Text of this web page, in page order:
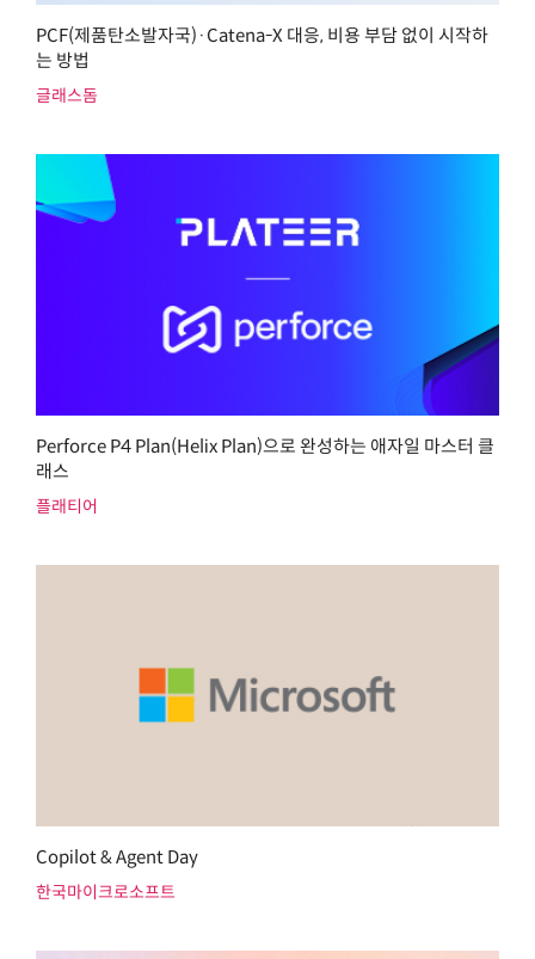
PCF(제품탄소발자국)·Catena-X 대응, 비용 부담 없이 시작하
는 방법
글래스돔
Perforce P4 Plan(Helix Plan)으로 완성하는 애자일 마스터 클
래스
플래티어
Copilot & Agent Day
한국마이크로소프트